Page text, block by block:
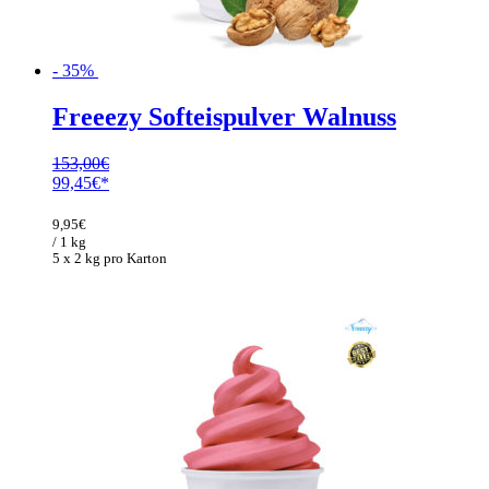
- 35%
Freeezy Softeispulver Walnuss
153,00€
Ursprünglicher
war:
153,00€
99,45€
5 x 2 kg pro Karton
9,95€
/ 1 kg